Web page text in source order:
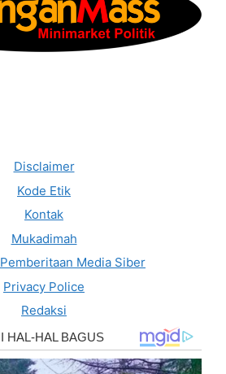
Disclaimer
Kode Etik
Kontak
Mukadimah
Media Siber
Privacy Police
Redaksi